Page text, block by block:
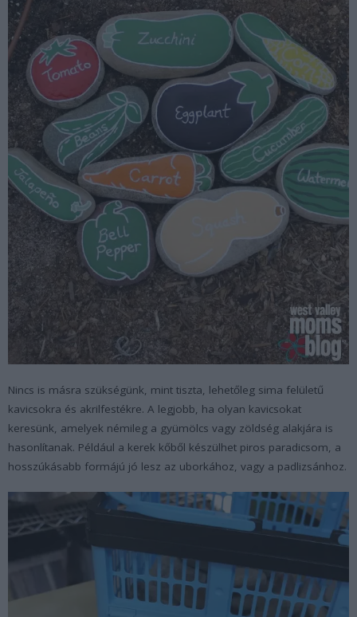
Nincs is másra szükségünk, mint tiszta, lehetőleg sima felületű
kavicsokra és akrilfestékre. A legjobb, ha olyan kavicsokat
keresünk, amelyek némileg a gyümölcs vagy zöldség alakjára is
hasonlítanak. Például a kerek kőből készülhet piros paradicsom, a
hosszúkásabb formájú jó lesz az uborkához, vagy a padlizsánhoz.